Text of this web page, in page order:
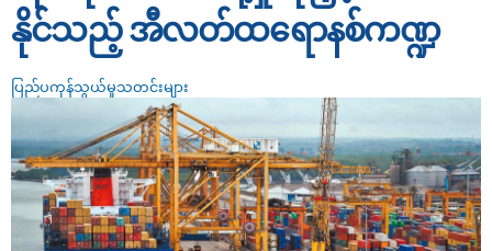
နိုင်သည့် အီလတ်ထရောနစ်ကဏ္ဍ
ပြည်ပကုန်သွယ်မှုသတင်းများ